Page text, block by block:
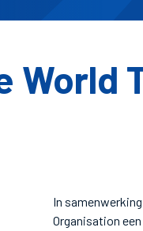
World
In
Organisation